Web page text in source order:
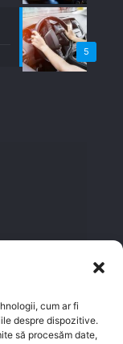
cum ar fi
despre dispozitive.
să procesăm date,
5